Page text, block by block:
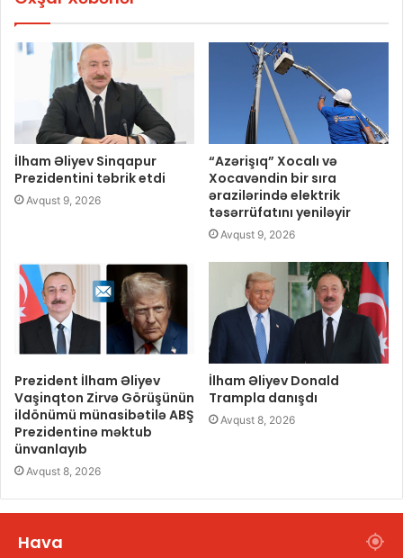
İlham Əliyev Sinqapur
Prezidentini təbrik etdi
Avqust 9, 2026
“Azərişıq” Xocalı və
Xocavəndin bir sıra
ərazilərində elektrik
təsərrüfatını yeniləyir
Avqust 9, 2026
Prezident İlham Əliyev
Vaşinqton Zirvə Görüşünün
ildönümü münasibətilə ABŞ
Prezidentinə məktub
ünvanlayıb
Avqust 8, 2026
İlham Əliyev Donald
Trampla danışdı
Avqust 8, 2026
Hava